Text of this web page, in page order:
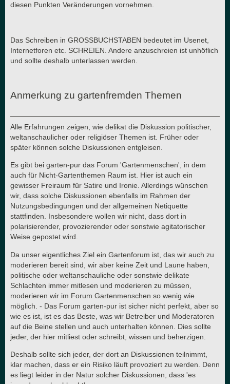
diesen Punkten Veränderungen vornehmen.
Das Schreiben in GROSSBUCHSTABEN bedeutet im Usenet,
Internetforen etc. SCHREIEN. Andere anzuschreien ist unhöflich
und sollte deshalb unterlassen werden.
Anmerkung zu gartenfremden Themen
Alle Erfahrungen zeigen, wie delikat die Diskussion politischer,
weltanschaulicher oder religiöser Themen ist. Früher oder
später können solche Diskussionen entgleisen.
Es gibt bei garten-pur das Forum 'Gartenmenschen', in dem
auch für Nicht-Gartenthemen Raum ist. Hier ist auch ein
gewisser Freiraum für Satire und Ironie. Allerdings wünschen
wir, dass solche Diskussionen ebenfalls im Rahmen der
Nutzungsbedingungen und der allgemeinen Netiquette
stattfinden. Insbesondere wollen wir nicht, dass dort in
polarisierender, provozierender oder sonstwie agitatorischer
Weise gepostet wird.
Da unser eigentliches Ziel ein Gartenforum ist, das wir auch zu
moderieren bereit sind, wir aber keine Zeit und Laune haben,
politische oder weltanschauliche oder sonstwie delikate
Schlachten immer mitlesen und moderieren zu müssen,
moderieren wir im Forum Gartenmenschen so wenig wie
möglich. - Das Forum garten-pur ist sicher nicht perfekt, aber so
wie es ist, ist es das Beste, was wir Betreiber und Moderatoren
auf die Beine stellen und auch unterhalten können. Dies sollte
jeder, der hier mitliest oder schreibt, wissen und beherzigen.
Deshalb sollte sich jeder, der dort an Diskussionen teilnimmt,
klar machen, dass er ein Risiko läuft provoziert zu werden. Denn
es liegt leider in der Natur solcher Diskussionen, dass 'es